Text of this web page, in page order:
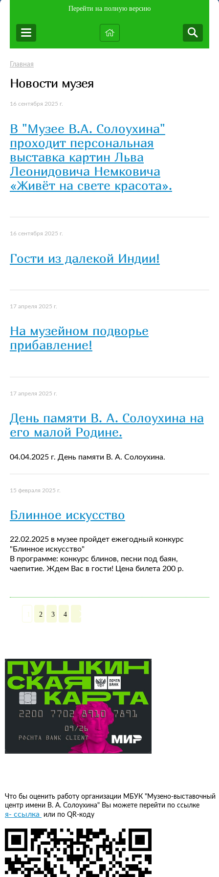
Перейти на полную версию
Главная
Новости музея
16 сентября 2025 г.
В "Музее В.А. Солоухина"
проходит персональная
выставка картин Льва
Леонидовича Немковича
«Живёт на свете красота».
16 сентября 2025 г.
Гости из далекой Индии!
17 апреля 2025 г.
На музейном подворье
прибавление!
17 апреля 2025 г.
День памяти В. А. Солоухина на
его малой Родине.
04.04.2025 г. День памяти В. А. Солоухина.
15 февраля 2025 г.
Блинное искусство
22.02.2025 в музее пройдет ежегодный конкурс
"Блинное искусство"
В программе: конкурс блинов, песни под баян,
чаепитие. Ждем Вас в гости! Цена билета 200 р.
1 2 3 4
Что бы оценить работу организации МБУК "Музено-выставочный
центр имени В. А. Солоухина" Вы можете перейти по ссылке
я- ссылка или по QR-коду